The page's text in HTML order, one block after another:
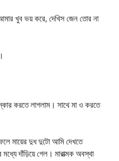
খুব ভয় করে, দেখিস জেন তোর না
করতে লাগলাম। সাথে মা ও করতে
মায়ের দুধ দুটো আমি দেখতে
দাঁড়িয়ে গেল। মারাত্মক অবস্থা